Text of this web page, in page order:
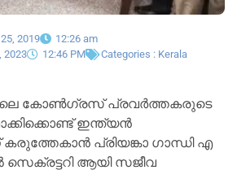
2019
12:26 am
2023
12:46 PM Categories : Kerala
കോൺഗ്രസ് പ്രവർത്തകരുടെ
ഇന്ത്യൻ
പ്രിയങ്കാ ഗാന്ധി എ
ആയി സജീവ